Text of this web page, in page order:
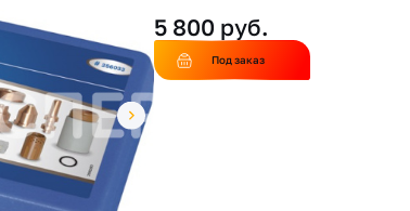
5 800 руб.
Под заказ